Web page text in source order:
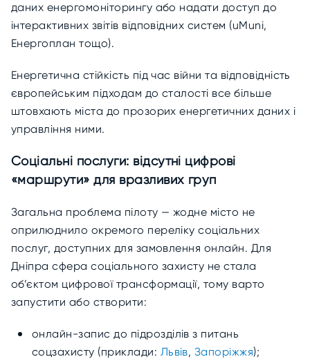
даних енергомоніторингу або надати доступ до
інтерактивних звітів відповідних систем (uMuni,
Енергоплан тощо).
Енергетична стійкість під час війни та відповідність
європейським підходам до сталості все більше
штовхають міста до прозорих енергетичних даних і
управління ними.
Соціальні послуги: відсутні цифрові
«маршрути» для вразливих груп
Загальна проблема пілоту — жодне місто не
оприлюднило окремого переліку соціальних
послуг, доступних для замовлення онлайн. Для
Дніпра сфера соціального захисту не стала
об’єктом цифрової трансформації, тому варто
запустити або створити:
онлайн-запис до підрозділів з питань
соцзахисту (приклади: Львів, Запоріжжя);